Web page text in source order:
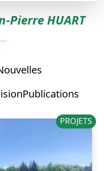
Pierre HUART
Publications
PROJETS